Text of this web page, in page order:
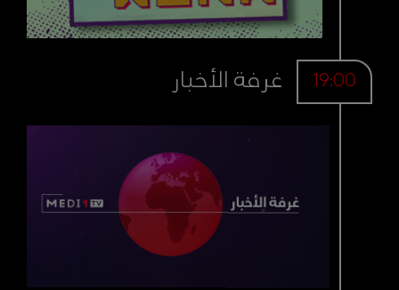
19:00 غرفة الأخبار